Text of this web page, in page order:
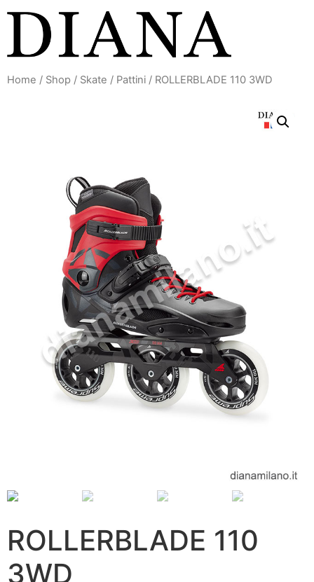
contenuto
Home / Shop / Skate / Pattini / ROLLERBLADE 110 3WD
ROLLERBLADE 110
3WD